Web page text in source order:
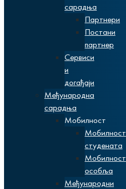
сарадња
Партнери
Постани
партнер
Сервиси
и
догађаји
Међународна
сарадња
Мобилност
Мобилност
студената
Мобилност
особља
Међународни